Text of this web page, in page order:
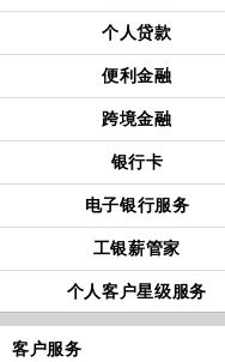
个人贷款
便利金融
跨境金融
银行卡
电子银行服务
工银薪管家
个人客户星级服务
客户服务